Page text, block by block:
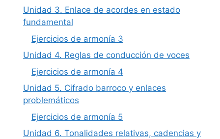
Unidad 3. Enlace de acordes en estado
fundamental
Ejercicios de armonía 3
Unidad 4. Reglas de conducción de voces
Ejercicios de armonía 4
Unidad 5. Cifrado barroco y enlaces
problemáticos
Ejercicios de armonía 5
Unidad 6. Tonalidades relativas, cadencias y